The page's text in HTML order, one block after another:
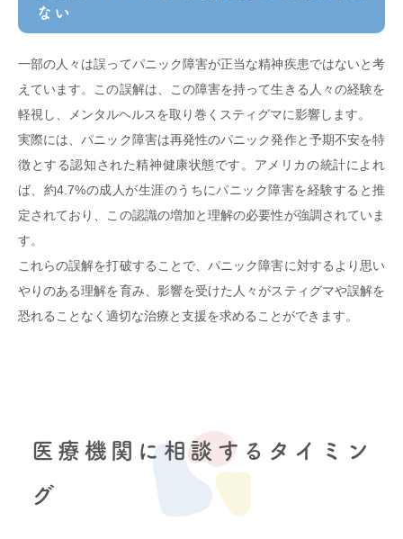
ない
一部の人々は誤ってパニック障害が正当な精神疾患ではないと考
えています。この誤解は、この障害を持って生きる人々の経験を
軽視し、メンタルヘルスを取り巻くスティグマに影響します。
実際には、パニック障害は再発性のパニック発作と予期不安を特
徴とする認知された精神健康状態です。アメリカの統計によれ
ば、約4.7%の成人が生涯のうちにパニック障害を経験すると推
定されており、この認識の増加と理解の必要性が強調されていま
す。
これらの誤解を打破することで、パニック障害に対するより思い
やりのある理解を育み、影響を受けた人々がスティグマや誤解を
恐れることなく適切な治療と支援を求めることができます。
医療機関に相談するタイミン
グ